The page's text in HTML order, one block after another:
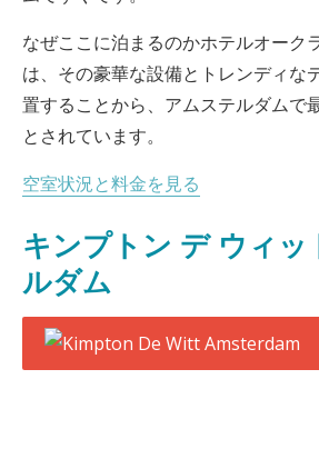
なぜここに泊まるのかホテルオーク
は、その豪華な設備とトレンディな
置することから、アムステルダムで
とされています。
空室状況と料金を見る
キンプトン デ ウィッ
ルダム